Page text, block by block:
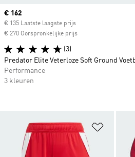
Current price
€ 162
€ 135 Laatste laagste prijs
€ 270 Oorspronkelijke prijs
(3)
Predator Elite Veterloze Soft Ground
Performance
3 kleuren